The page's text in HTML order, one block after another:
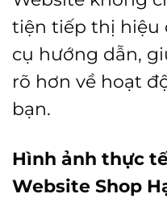
tiện tiếp thị hiệu
cụ hướng dẫn,
rõ hơn về hoạt
bạn.
Hình ảnh thực
Website Shop